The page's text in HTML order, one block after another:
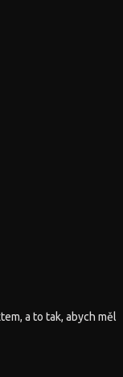
a to tak, abych měl